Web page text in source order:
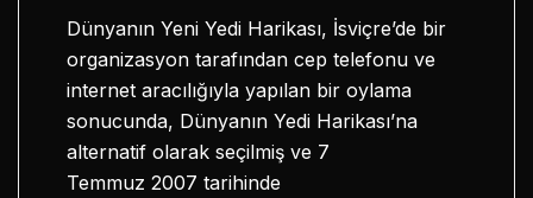
Dünyanın Yeni Yedi Harikası, İsviçre’de bir
organizasyon tarafından cep telefonu ve
internet aracılığıyla yapılan bir oylama
sonucunda, Dünyanın Yedi Harikası’na
alternatif olarak seçilmiş ve 7
Temmuz 2007 tarihinde